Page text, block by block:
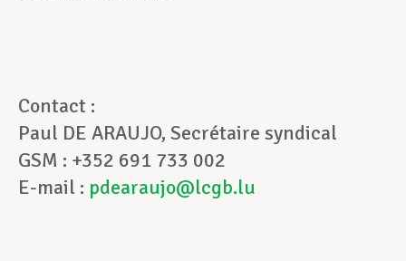
Contact :
Paul DE ARAUJO, Secrétaire syndical
GSM : +352 691 733 002
E-mail : pdearaujo@lcgb.lu